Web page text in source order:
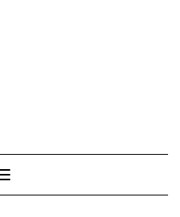
Cambiar modo de navegación